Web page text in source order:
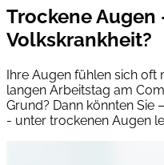
Trockene Augen
Volkskrankheit?
Ihre Augen fühlen sich oft
langen Arbeitstag am
Grund? Dann könnten Sie
- unter trockenen Augen